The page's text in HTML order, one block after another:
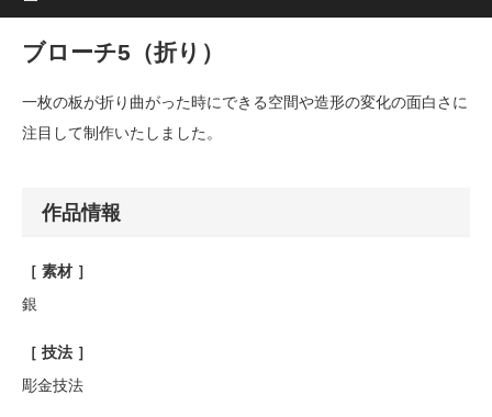
ブローチ5（折り）
一枚の板が折り曲がった時にできる空間や造形の変化の面白さに
注目して制作いたしました。
作品情報
［ 素材 ］
銀
［ 技法 ］
彫金技法